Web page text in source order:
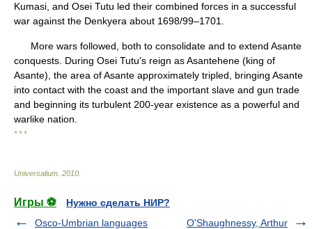
Kumasi, and Osei Tutu led their combined forces in a successful
war against the Denkyera about 1698/99–1701.
More wars followed, both to consolidate and to extend Asante
conquests. During Osei Tutu's reign as Asantehene (king of
Asante), the area of Asante approximately tripled, bringing Asante
into contact with the coast and the important slave and gun trade
and beginning its turbulent 200-year existence as a powerful and
warlike nation.
* * *
Universalium 2010
Игры ⚽
Нужно сделать НИР?
Osco-Umbrian languages
O'Shaughnessy, Arthur